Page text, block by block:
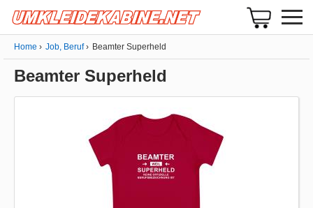
Home Job, Beruf Beamter Superheld
Beamter Superheld